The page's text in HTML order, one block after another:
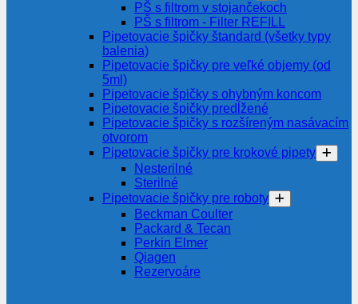
PŠ s filtrom v stojančekoch
PŠ s filtrom - Filter REFILL
Pipetovacie špičky štandard (všetky typy
balenia)
Pipetovacie špičky pre veľké objemy (od
5ml)
Pipetovacie špičky s ohybným koncom
Pipetovacie špičky predĺžené
Pipetovacie špičky s rozšíreným nasávacím
otvorom
Pipetovacie špičky pre krokové pipety
Nesterilné
Sterilné
Pipetovacie špičky pre roboty
Beckman Coulter
Packard & Tecan
Perkin Elmer
Qiagen
Rezervoáre